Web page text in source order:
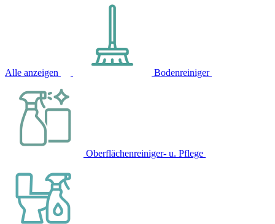
Alle anzeigen Bodenreiniger
Oberflächenreiniger- u. Pflege